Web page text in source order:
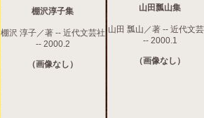
棚沢淳子集
棚沢 淳子／著 -- 近代文芸社
-- 2000.2
（画像なし）
山田瓢山集
山田 瓢山／著 -- 近代文
-- 2000.1
（画像なし）